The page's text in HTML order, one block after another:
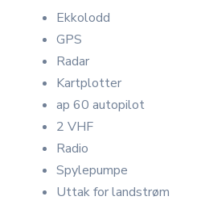
Ekkolodd
GPS
Radar
Kartplotter
ap 60 autopilot
2 VHF
Radio
Spylepumpe
Uttak for landstrøm